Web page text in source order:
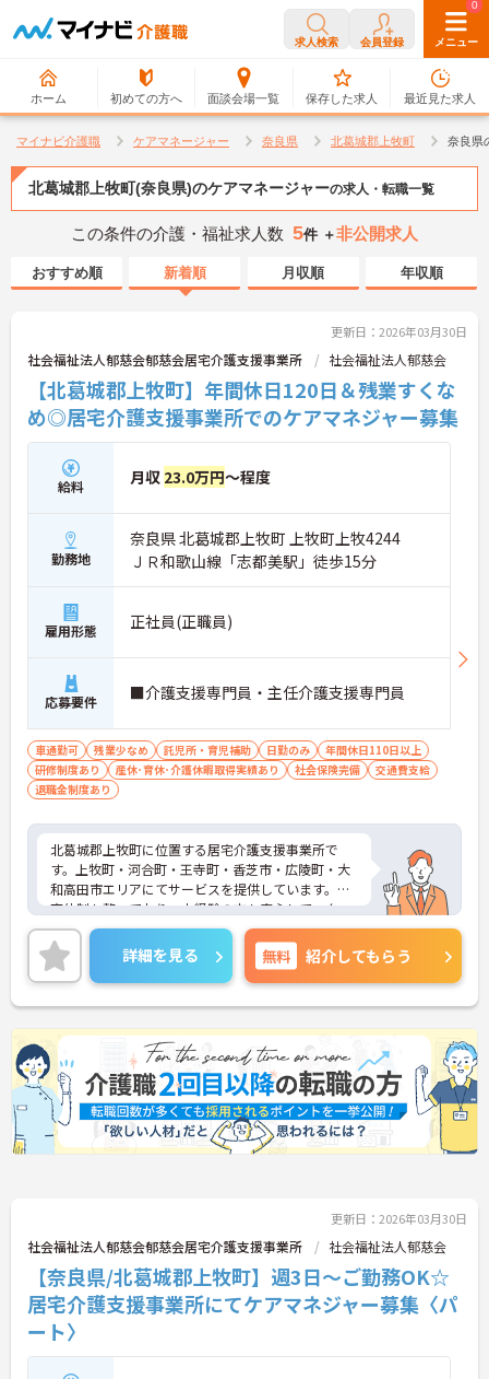
求人検索 会員登録 メニュー
ホーム 初めての方へ 面談会場一覧
0
保存した求人
0
最近見た求人
マイナビ介護職 ケアマネージャー 奈良県 北葛城郡上牧町 奈良県
北葛城郡上牧町(奈良県)のケアマネージャーの求人・転職一覧
この条件の介護・福祉求人数 5件 ＋非公開求人
おすすめ順 新着順 月収順 年収順
更新日：2026年03月30日
社会福祉法人郁慈会郁慈会居宅介護支援事業所 社会福祉法人郁慈会
【北葛城郡上牧町】年間休日120日＆残業すくな
め◎居宅介護支援事業所でのケアマネジャー募集
給料 月収 23.0万円～程度
勤務地
奈良県 北葛城郡上牧町 上牧町上牧4244
ＪＲ和歌山線「志都美駅」徒歩15分
雇用形態 正社員(正職員)
応募要件 ■介護支援専門員・主任介護支援専門員
車通勤可 残業少なめ 託児所・育児補助 日勤のみ
年間休日110日以上
研修制度あり
産休･育休･介護休暇取得実績あり 社会保険完備
交通費支給
退職金制度あり
北葛城郡上牧町に位置する居宅介護支援事業所で
す。上牧町・河合町・王寺町・香芝市・広陵町・大
和高田市エリアにてサービスを提供しています。教
育体制も整っており、未経験の方も安心してスター
トできます。年間休日120日と多く、ワークライフ
バランスを重視した働き方が叶います。ご興味のあ
る方には、面接対策ポイントなど、さらに詳細をお
話しいたしますのでお気軽にご相談ください！
詳細を見る 無料 紹介してもらう
更新日：2026年03月30日
社会福祉法人郁慈会郁慈会居宅介護支援事業所 社会福祉法人郁慈会
【奈良県/北葛城郡上牧町】週3日～ご勤務OK☆
居宅介護支援事業所にてケアマネジャー募集〈パ
ート〉